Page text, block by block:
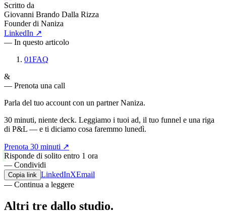
Scritto da
Giovanni Brando Dalla Rizza
Founder di Naniza
LinkedIn ↗
— In questo articolo
01FAQ
&
— Prenota una call
Parla del tuo account con un partner Naniza.
30 minuti, niente deck. Leggiamo i tuoi ad, il tuo funnel e una riga
di P&L — e ti diciamo cosa faremmo lunedì.
Prenota 30 minuti ↗
Risponde di solito entro 1 ora
— Condividi
Copia link LinkedInXEmail
— Continua a leggere
Altri tre dallo studio.